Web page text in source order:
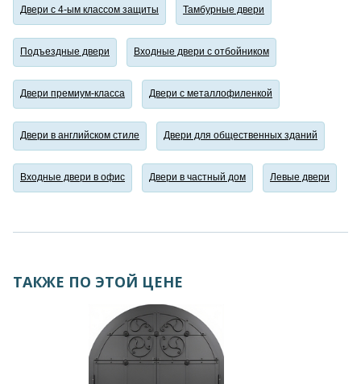
Двери с 4-ым классом защиты Тамбурные двери
Подъездные двери Входные двери с отбойником
Двери премиум-класса Двери с металлофиленкой
Двери в английском стиле Двери для общественных зданий
Входные двери в офис Двери в частный дом Левые двери
ТАКЖЕ ПО ЭТОЙ ЦЕНЕ